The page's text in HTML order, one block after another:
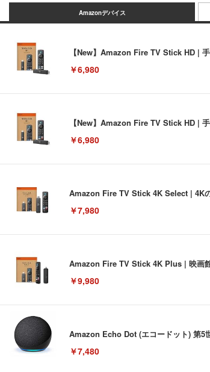
Amazonデバイス
【New】Amazon Fire TV Stick HD |
￥6,980
【New】Amazon Fire TV Stick HD |
￥6,980
Amazon Fire TV Stick 4K Select | 4K
￥7,980
Amazon Fire TV Stick 4K Plus | 映画
￥9,980
Amazon Echo Dot (エコードット) 第5
￥7,480